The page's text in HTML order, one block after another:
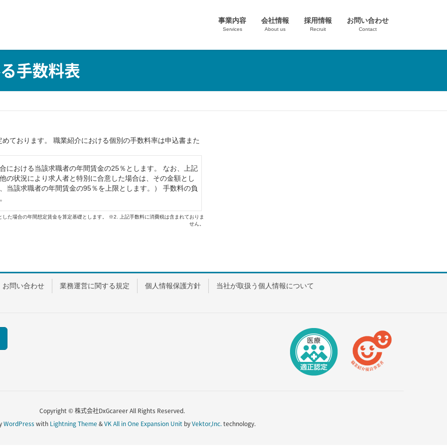
事業内容
Services
会社情報
About us
採用情報
Recruit
お問い合わせ
Contact
手数料表
ております。 職業紹介における個別の手数料率は申込書また
における当該求職者の年間賃金の25％とします。 なお、上記
の状況により求人者と特別に合意した場合は、その金額とし
当該求職者の年間賃金の95％を上限とします。） 手数料の負
た場合の年間想定賃金を算定基礎とします。 ※2. 上記手数料に消費税は含まれておりま
せん。
お問い合わせ 業務運営に関する規定 個人情報保護方針
当社が取扱う個人情報について
Copyright © 株式会社DxGcareer All Rights Reserved.
WordPress with Lightning Theme &VK All in One Expansion Unit byVektor,Inc.technology.